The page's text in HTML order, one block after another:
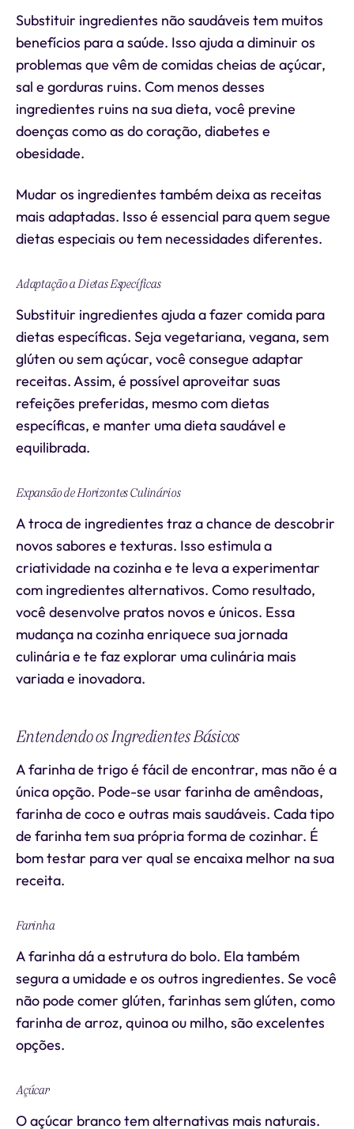
Substituir ingredientes não saudáveis tem muitos
benefícios para a saúde. Isso ajuda a diminuir os
problemas que vêm de comidas cheias de açúcar,
sal e gorduras ruins. Com menos desses
ingredientes ruins na sua dieta, você previne
doenças como as do coração, diabetes e
obesidade.
Mudar os ingredientes também deixa as receitas
mais adaptadas. Isso é essencial para quem segue
dietas especiais ou tem necessidades diferentes.
Adaptação a Dietas Específicas
Substituir ingredientes ajuda a fazer comida para
dietas específicas. Seja vegetariana, vegana, sem
glúten ou sem açúcar, você consegue adaptar
receitas. Assim, é possível aproveitar suas
refeições preferidas, mesmo com dietas
específicas, e manter uma dieta saudável e
equilibrada.
Expansão de Horizontes Culinários
A troca de ingredientes traz a chance de descobrir
novos sabores e texturas. Isso estimula a
criatividade na cozinha e te leva a experimentar
com ingredientes alternativos. Como resultado,
você desenvolve pratos novos e únicos. Essa
mudança na cozinha enriquece sua jornada
culinária e te faz explorar uma culinária mais
variada e inovadora.
Entendendo os Ingredientes Básicos
A farinha de trigo é fácil de encontrar, mas não é a
única opção. Pode-se usar farinha de amêndoas,
farinha de coco e outras mais saudáveis. Cada tipo
de farinha tem sua própria forma de cozinhar. É
bom testar para ver qual se encaixa melhor na sua
receita.
Farinha
A farinha dá a estrutura do bolo. Ela também
segura a umidade e os outros ingredientes. Se você
não pode comer glúten, farinhas sem glúten, como
farinha de arroz, quinoa ou milho, são excelentes
opções.
Açúcar
O açúcar branco tem alternativas mais naturais.